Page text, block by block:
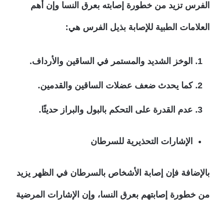
الفرس تزيد من خطورة إصابته بعرق النسا وإن أهم
العلامات الطبية للإصابة بذيل الفرس هي:
الوخز الشديد والمستمر في الساقين والأرداف.
كما يحدث ضعف عضلات الساقين والقدمين.
عدم القدرة على التحكم بالبول والبراز حديثًا.
الإشارات التحذيرية للسرطان
بالإضافة فإن إصابة الأشخاص بالسرطان في الظهر يزيد
من خطورة إصابتهم بعرق النسا، وإن الإشارات المرضية